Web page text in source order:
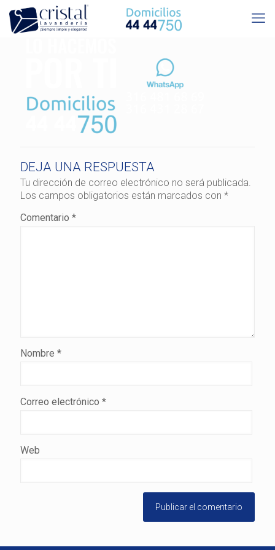
DEJA UNA RESPUESTA
Tu dirección de correo electrónico no será publicada.
Los campos obligatorios están marcados con *
Comentario *
Nombre *
Correo electrónico *
Web